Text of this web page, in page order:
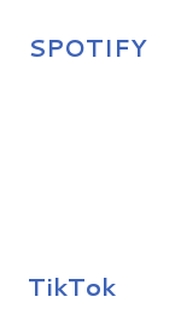
SPOTIFY
TikTok